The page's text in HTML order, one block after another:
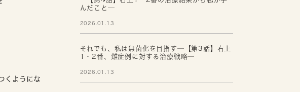
くようにな
んだこと─
2026.01.13
それでも、私は無菌化を目指す─【第3話】右上
1・2番、難症例に対する治療戦略─
2026.01.13